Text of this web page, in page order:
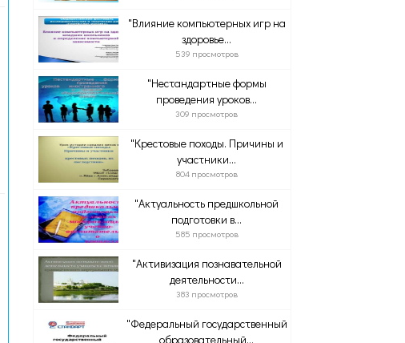
"Влияние компьютерных игр на
здоровье...
539 просмотров
"Нестандартные формы
проведения уроков...
309 просмотров
"Крестовые походы. Причины и
участники...
804 просмотров
"Актуальность предшкольной
подготовки в...
585 просмотров
"Активизация познавательной
деятельности...
383 просмотров
"Федеральный государственный
образовательный...